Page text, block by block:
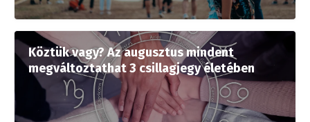
Köztük vagy? Az augusztus mindent
megváltoztathat 3 csillagjegy életében